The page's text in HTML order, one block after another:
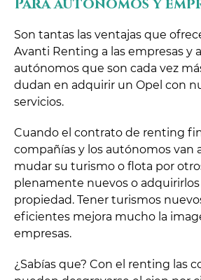
Para autónomos y
Son tantas las ventajas que
Avanti Renting a las empresas y
autónomos que son cada vez
dudan en adquirir un Opel con
servicios.
Cuando el contrato de renting
compañías y los autónomos van
mudar su turismo o flota por
plenamente nuevos o
propiedad. Tener turismos
eficientes mejora mucho la
empresas.
¿Sabías que? Con el renting las